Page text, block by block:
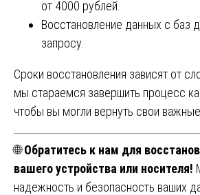
от 4000 рублей.
Восстановление данных с баз
запросу.
Сроки восстановления зависят от
мы стараемся завершить процесс
чтобы вы могли вернуть свои
🌐Обратитесь к нам для
вашего устройства или носителя!
надежность и безопасность ваших